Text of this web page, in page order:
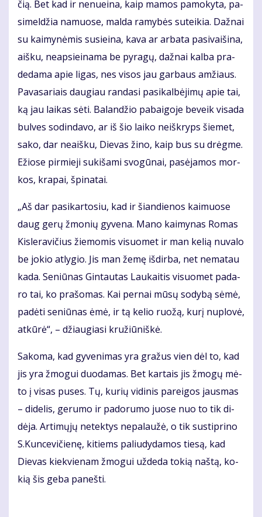
čią. Bet kad ir ne­nu­ei­na, kaip ma­mos pa­mo­ky­ta, pa­
si­mel­džia na­muo­se, mal­da ra­my­bės su­tei­kia. Daž­nai
su kai­my­nė­mis su­si­ei­na, ka­va ar ar­ba­ta pa­si­vai­ši­na,
aiš­ku, neap­si­ei­na­ma be py­ra­gų, daž­nai kal­ba pra­
de­da­ma apie li­gas, nes vi­sos jau gar­baus am­žiaus.
Pa­va­sa­riais dau­giau ran­da­si pa­si­kal­bė­ji­mų apie tai,
ką jau lai­kas sė­ti. Ba­lan­džio pa­bai­go­je be­veik vi­sa­da
bul­ves so­din­da­vo, ar iš šio lai­ko ne­iš­kryps šie­met,
sa­ko, dar ne­aiš­ku, Die­vas ži­no, kaip bus su drėg­me.
Ežio­se pir­mie­ji su­ki­ša­mi svo­gū­nai, pa­sė­ja­mos mor­
kos, kra­pai, špi­na­tai.
„Aš dar pa­si­kar­to­siu, kad ir šian­die­nos kai­muo­se
daug ge­rų žmo­nių gy­ve­na. Ma­no kai­my­nas Ro­mas
Kis­le­ra­vi­čius žie­mo­mis vi­suo­met ir man ke­lią nu­va­lo
be jo­kio at­ly­gio. Jis man že­mę iš­dir­ba, net ne­ma­tau
ka­da. Se­niū­nas Gin­tau­tas Lau­kai­tis vi­suo­met pa­da­
ro tai, ko pra­šo­mas. Kai per­nai mū­sų so­dy­bą sė­mė,
pa­dė­ti se­niū­nas ėmė, ir tą ke­lio ruo­žą, ku­rį nu­plo­vė,
at­kū­rė“, – džiau­gia­si kru­žiū­niš­kė.
Sa­ko­ma, kad gy­ve­ni­mas yra gra­žus vien dėl to, kad
jis yra žmo­gui duo­da­mas. Bet kar­tais jis žmo­gų mė­
to į vi­sas pu­ses. Tų, ku­rių vi­di­nis pa­rei­gos jaus­mas
– di­de­lis, ge­ru­mo ir pa­do­ru­mo juo­se nuo to tik di­
dė­ja. Ar­ti­mų­jų ne­tek­tys ne­pa­lau­žė, o tik su­stip­ri­no
S.Kun­ce­vi­čie­nę, ki­tiems pa­liu­dy­da­mos tie­są, kad
Die­vas kiek­vie­nam žmo­gui už­de­da to­kią naš­tą, ko­
kią šis ge­ba pa­neš­ti.